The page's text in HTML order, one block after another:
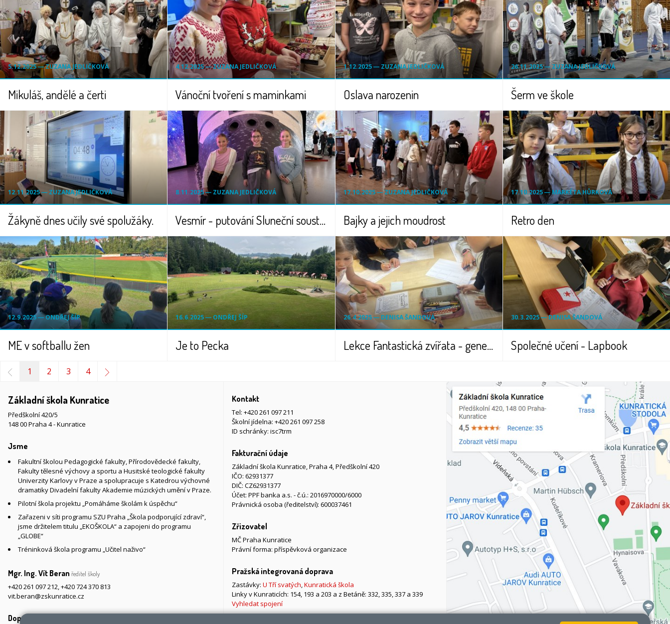
5.12.2025 ― ZUZANA JEDLIČKOVÁ
Mikuláš, andělé a čerti
4.12.2025 ― ZUZANA JEDLIČKOVÁ
Vánoční tvoření s maminkami
1.12.2025 ― ZUZANA JEDLIČKOVÁ
Oslava narozenin
26.11.2025 ― ZUZANA JEDLIČKOVÁ
Šerm ve škole
12.11.2025 ― ZUZANA JEDLIČKOVÁ
Žákyně dnes učily své spolužáky.
8.11.2025 ― ZUZANA JEDLIČKOVÁ
Vesmír - putování Sluneční soustavou - návštěva Planetária
17.10.2025 ― ZUZANA JEDLIČKOVÁ
Bajky a jejich moudrost
17.10.2025 ― MARKÉTA HŮRKOVÁ
Retro den
12.9.2025 ― ONDŘEJ ŠÍP
ME v softballu žen
16.6.2025 ― ONDŘEJ ŠÍP
Je to Pecka
26.4.2025 ― DENISA ŠANDOVÁ
Lekce Fantastická zvířata - generujeme obrázky
30.3.2025 ― DENISA ŠANDOVÁ
Společné učení - Lapbook
1 2 3 4
Základní škola Kunratice
Předškolní 420/5
148 00 Praha 4 - Kunratice
Jsme
Fakultní školou Pedagogické fakulty, Přírodovědecké fakulty,
Fakulty tělesné výchovy a sportu a Husitské teologické fakulty
Univerzity Karlovy v Praze a spolupracuje s Katedrou výchovné
dramatiky Divadelní fakulty Akademie múzických umění v Praze.
Pilotní škola projektu „Pomáháme školám k úspěchu“
Zařazeni v síti programu SZU Praha „Škola podporující zdraví“,
jsme držitelem titulu „EKOŠKOLA“ a zapojeni do programu
„GLOBE“
Tréninková škola programu „Učitel naživo“
Mgr. Ing. Vít Beran ředitel školy
+420 261 097 212,+420 724 370 813
vit.beran@zskunratice.cz
Doprava do školy
Kontakt
Tel: +420 261 097 211
Školní jídelna: +420 261 097 258
ID schránky: isc7trm
Fakturační údaje
Základní škola Kunratice, Praha 4, Předškolní 420
IČO: 62931377
DIČ: CZ62931377
Účet: PPF banka a.s. - č.ú.: 2016970000/6000
Právnická osoba (ředitelství): 600037461
Zřizovatel
MČ Praha Kunratice
Právní forma: příspěvková organizace
Pražská integrovaná doprava
Zastávky: U Tří svatých,Kunratická škola
Linky v Kunraticích: 154, 193 a 203 a z Betáně: 332, 335, 337 a 339
Vyhledat spojení